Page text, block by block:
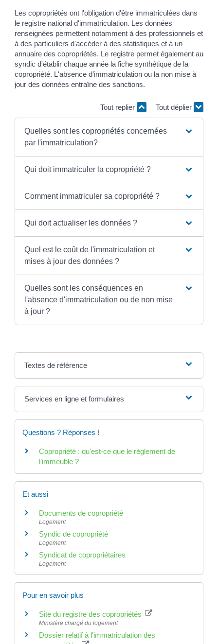
Les copropriétés ont l'obligation d'être immatriculées dans
le registre national d'immatriculation. Les données
renseignées permettent notamment à des professionnels et
à des particuliers d'accéder à des statistiques et à un
annuaire des copropriétés. Le registre permet également au
syndic d'établir chaque année la fiche synthétique de la
copropriété. L'absence d’immatriculation ou la non mise à
jour des données entraîne des sanctions.
Tout replier Tout déplier
Quelles sont les copropriétés concernées
par l'immatriculation?
Qui doit immatriculer la copropriété ?
Comment immatriculer sa copropriété ?
Qui doit actualiser les données ?
Quel est le coût de l'immatriculation et
mises à jour des données ?
Quelles sont les conséquences en
l'absence d'immatriculation ou de non mise
à jour ?
Textes de référence
Services en ligne et formulaires
Questions ? Réponses !
Copropriété : qu'est-ce que le règlement de
l'immeuble ?
Et aussi
Documents de copropriété
Logement
Syndic de copropriété
Logement
Syndicat de copropriétaires
Logement
Pour en savoir plus
Site du registre des copropriétés
Ministère chargé du logement
Dossier relatif à l'immatriculation des